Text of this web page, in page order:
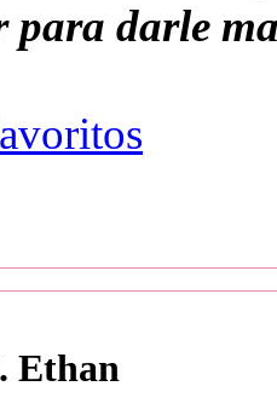
para darle
Ethan